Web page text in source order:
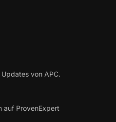
von APC.
auf ProvenExpert